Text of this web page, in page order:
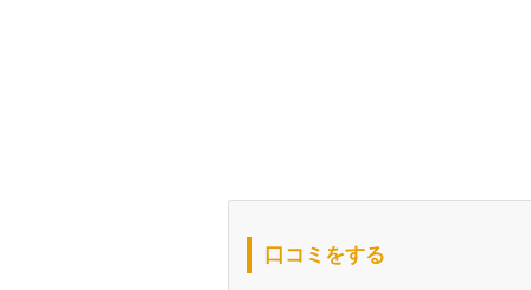
口コミをする